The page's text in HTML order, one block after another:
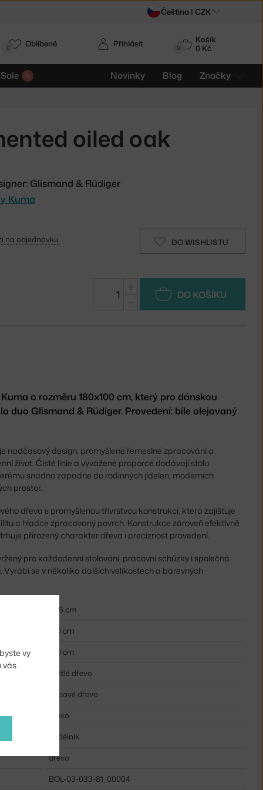
0
Košík
0 Kč
Novinky Blog Značky
Přihlásit
0 Oblíbené
oiled oak
Glismand & Rüdiger
Kuma
DO WISHLISTU
na objednávku
DO KOŠÍKU
o rozměru 180x100 cm, který pro dánskou
duo Glismand & Rüdiger. Provedení: bíle olejovaný
nadčasový design, promyšlené řemeslné zpracování a
život. Čisté linie a vyvážené proporce dodávají stolu
snadno zapadne do rodinných jídelen, moderních
prostor.
dřeva s promyšlenou třívrstvou konstrukcí, která zajišťuje
a hladce zpracovaný povrch. Konstrukce zároveň efektivně
přirozený charakter dřeva i preciznost provedení.
pro každodenní stolování, pracovní schůzky i společná
Vyrábí se v několika dalších velikostech a barevných
74,5 cm
180 cm
100 cm
světlé dřevo
dubové dřevo
dřevo
obdélník
dřevo
BOL-03-033-81_00004
Čeština | CZK
vy
vás